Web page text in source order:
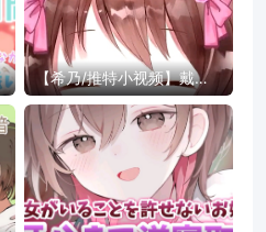
【希乃/推特小视频】戴戴
戴戴上了可爱的的发箍